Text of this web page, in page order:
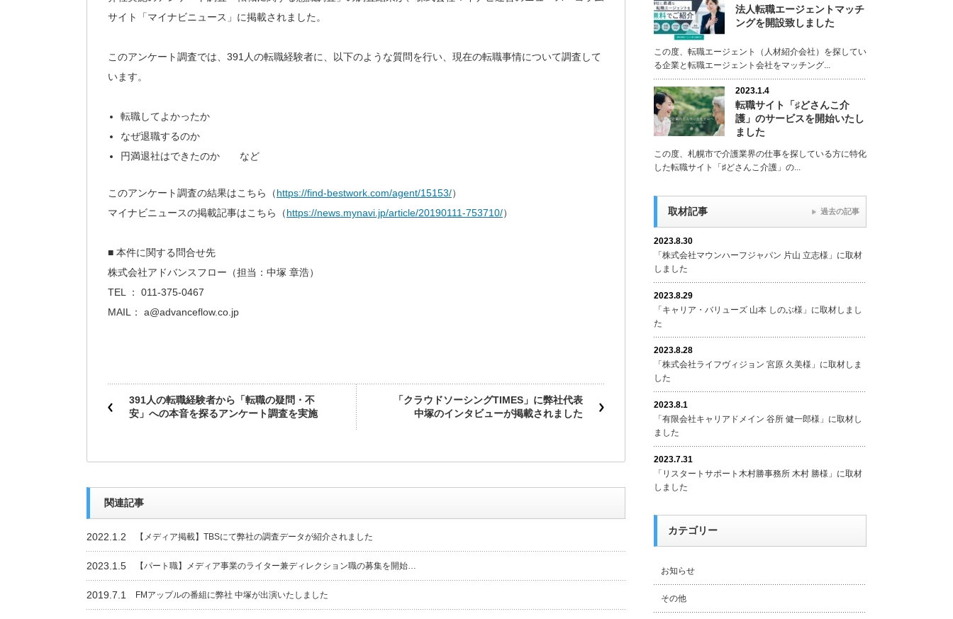
サイト「マイナビニュース」に掲載されました。
このアンケート調査では、391人の転職経験者に、以下のような質問を行い、現在の転職事情について調査して
います。
転職してよかったか
なぜ退職するのか
円満退社はできたのか など
このアンケート調査の結果はこちら（https://find-bestwork.com/agent/15153/）
マイナビニュースの掲載記事はこちら（https://news.mynavi.jp/article/20190111-753710/）
■ 本件に関する問合せ先
株式会社アドバンスフロー（担当：中塚 章浩）
TEL ： 011-375-0467
MAIL： a@advanceflow.co.jp
391人の転職経験者から「転職の疑問・不
安」への本音を探るアンケート調査を実施
「クラウドソーシングTIMES」に弊社代表
中塚のインタビューが掲載されました
関連記事
2022.1.2 【メディア掲載】TBSにて弊社の調査データが紹介されました
2023.1.5 【パート職】メディア事業のライター兼ディレクション職の募集を開始…
2019.7.1 FMアップルの番組に弊社 中塚が出演いたしました
法人転職エージェントマッチ
ングを開設致しました
この度、転職エージェント（人材紹介会社）を探してい
る企業と転職エージェント会社をマッチング...
2023.1.4
転職サイト「♯どさんこ介
護」のサービスを開始いたし
ました
この度、札幌市で介護業界の仕事を探している方に特化
した転職サイト「♯どさんこ介護」の...
取材記事
2023.8.30
「株式会社マウンハーフジャパン 片山 立志様」に取材
しました
2023.8.29
「キャリア・バリューズ 山本 しのぶ様」に取材しまし
た
2023.8.28
「株式会社ライフヴィジョン 宮原 久美様」に取材しま
した
2023.8.1
「有限会社キャリアドメイン 谷所 健一郎様」に取材し
ました
2023.7.31
「リスタートサポート木村勝事務所 木村 勝様」に取材
しました
過去の記事
カテゴリー
お知らせ
その他